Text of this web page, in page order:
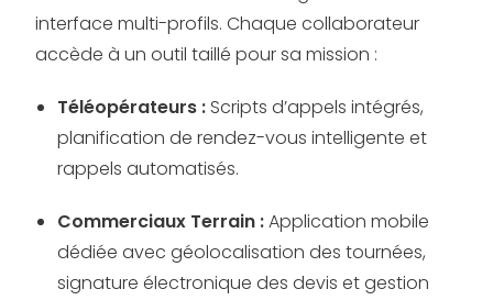
interface multi-profils. Chaque collaborateur
accède à un outil taillé pour sa mission :
Téléopérateurs : Scripts d’appels intégrés,
planification de rendez-vous intelligente et
rappels automatisés.
Commerciaux Terrain :Application mobile
dédiée avec géolocalisation des tournées,
signature électronique des devis et gestion